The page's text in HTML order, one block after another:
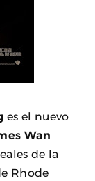
es el nuevo
Wan
de la
Rhode